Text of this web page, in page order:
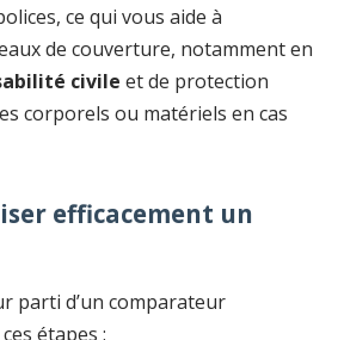
ce qui vous aide à
de couverture, notamment en
civile et de protection
corporels ou matériels en cas
efficacement un
parti d’un comparateur
étapes :